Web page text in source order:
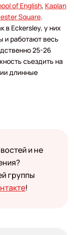
of English, Kaplan
Square.
в Eckersley, у них
и работают весь
25-26
съездить на
длинные
и не
группы
!